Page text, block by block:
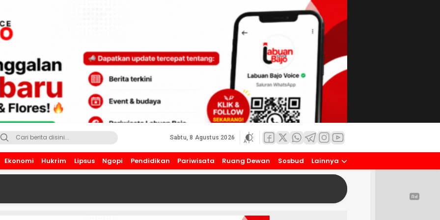
Sabtu, 8 Agustus 2026
Ekonomi Hukrim Lipsus Ngopi Pendidikan Pariwisata Ruang Dewan Sosbud Lainnya